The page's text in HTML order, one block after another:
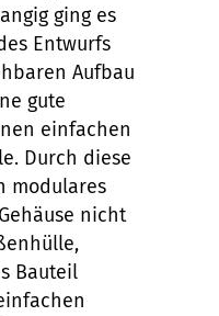
ging es
Entwurfs
Aufbau
gute
einfachen
Durch diese
modulares
nicht
Bauteil